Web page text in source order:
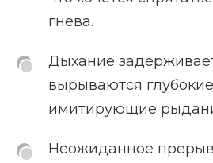
гнева.
Дыхание
вырываются
имитирующие
Неожиданное